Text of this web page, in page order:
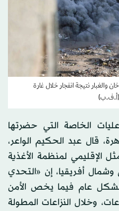
والغبار نتيجة انفجار خلال غارة
(أ.ف.ب)
الخاصة التي حضرتها
قال عبد الحكيم الواعر،
الإقليمي لمنظمة الأغذية
وشمال أفريقيا، إن «التحدي
بشكل عام فيما يخص الأمن
وخلال النزاعات المطولة